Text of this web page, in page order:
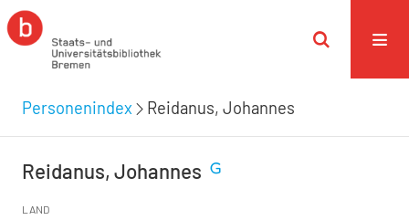
Personenindex Reidanus, Johannes
Reidanus, Johannes
LAND